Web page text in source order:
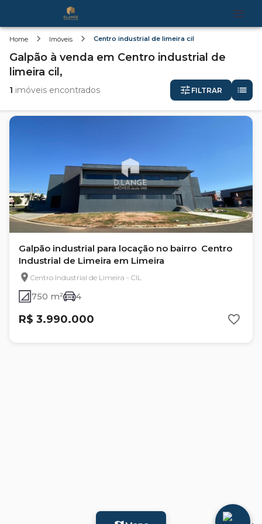
Home Imóveis Centro industrial de limeira cil
Galpão à venda em Centro industrial de
limeira cil,
1 imóveis encontrados FILTRAR
Galpão industrial para locação no bairro Centro
Industrial de Limeira em Limeira
Centro Industrial de Limeira - CIL
750 m² 4
R$ 3.990.000